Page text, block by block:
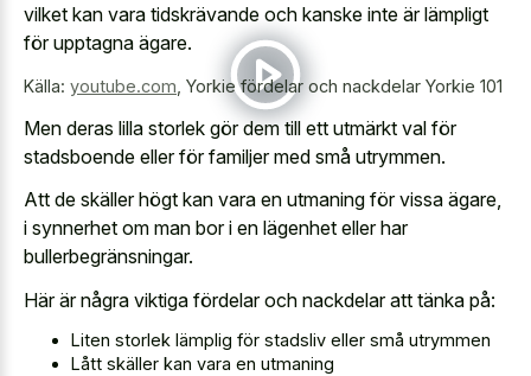
vilket kan vara tidskrävande och kanske inte är lämpligt
för upptagna ägare.
Källa: youtube.com, Yorkie fördelar och nackdelar Yorkie 101
Men deras lilla storlek gör dem till ett utmärkt val för
stadsboende eller för familjer med små utrymmen.
Att de skäller högt kan vara en utmaning för vissa ägare,
i synnerhet om man bor i en lägenhet eller har
bullerbegränsningar.
Här är några viktiga fördelar och nackdelar att tänka på:
Liten storlek lämplig för stadsliv eller små utrymmen
Lått skäller kan vara en utmaning